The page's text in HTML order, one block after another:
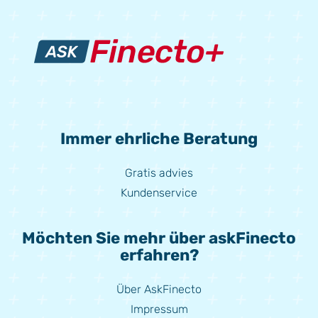
Immer ehrliche Beratung
Gratis advies
Kundenservice
Möchten Sie mehr über askFinecto
erfahren?
Über AskFinecto
Impressum